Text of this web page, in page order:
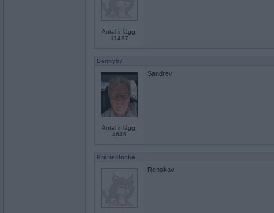
Antal inlägg:
11487
Benny57
Antal inlägg:
4646
Sandrev
Prärieklocka
Renskav